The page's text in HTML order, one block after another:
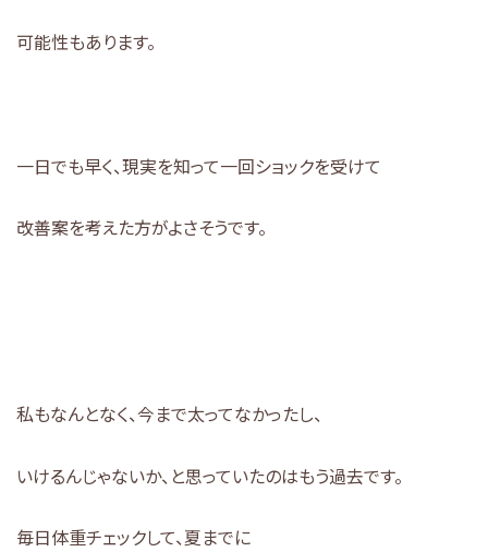
可能性もあります。
一日でも早く、現実を知って一回ショックを受けて
改善案を考えた方がよさそうです。
私もなんとなく、今まで太ってなかったし、
いけるんじゃないか、と思っていたのはもう過去です。
毎日体重チェックして、夏までに